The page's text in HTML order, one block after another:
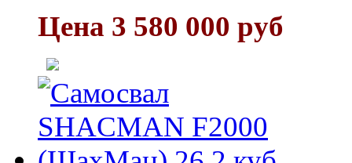
Цена 3 580 000 руб